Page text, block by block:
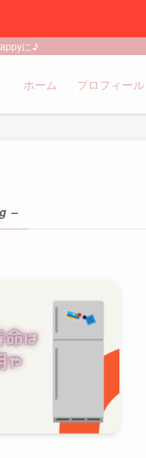
に♪
ホーム プロフィール
–